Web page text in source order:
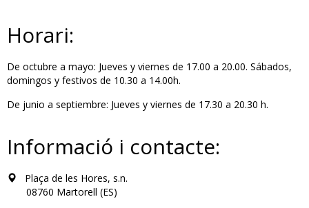
Horari:
De octubre a mayo: Jueves y viernes de 17.00 a 20.00. Sábados,
domingos y festivos de 10.30 a 14.00h.
De junio a septiembre: Jueves y viernes de 17.30 a 20.30 h.
Informació i contacte:
Plaça de les Hores, s.n.
08760 Martorell (ES)